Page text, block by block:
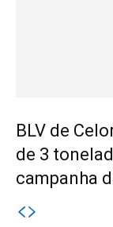
BLV de
de 3
campanha